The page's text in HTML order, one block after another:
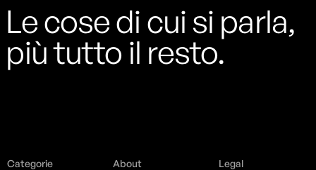
Le cose di cui si parla,
più tutto il resto.
Categorie
About
Legal